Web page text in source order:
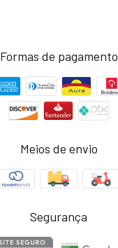
Formas de pagamento
Meios de envio
Segurança